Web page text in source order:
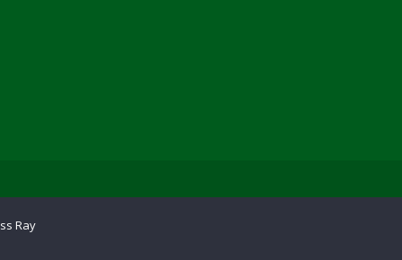
Ray